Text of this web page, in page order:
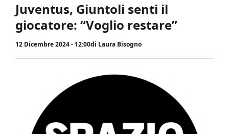
Juventus, Giuntoli senti il
giocatore: “Voglio restare”
12 Dicembre 2024 - 12:00di Laura Bisogno